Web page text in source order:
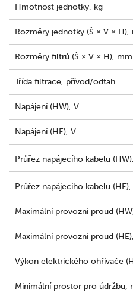
Hmotnost jednotky, kg
Rozměry jednotky (Š × V × H),
Rozměry filtrů (Š × V × H), mm
Třída filtrace, přívod/odtah
Napájení (HW), V
Napájení (HE), V
Průřez napájecího kabelu
Průřez napájecího kabelu
Maximální provozní proud
Maximální provozní proud
Výkon elektrického ohřívače
Minimální prostor pro údržbu,